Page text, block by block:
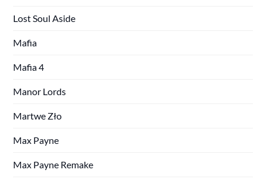
Lost Soul Aside
Mafia
Mafia 4
Manor Lords
Martwe Zło
Max Payne
Max Payne Remake